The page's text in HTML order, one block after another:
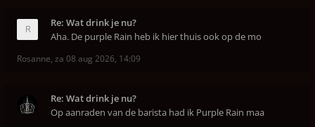
Re: Wat drink je nu?
Aha. De purple Rain heb ik hier thuis ook op de mo
Rosanne, za 08 aug 2026, 14:09
Re: Wat drink je nu?
Op aanraden van de barista had ik Purple Rain maa